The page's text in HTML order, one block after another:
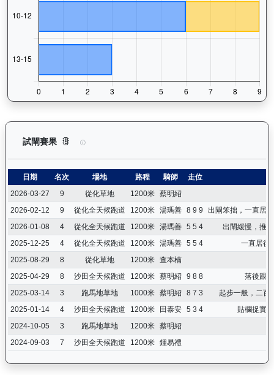
試閘賽果 型到爆（H011）— 試閘賽果紀錄：查看馬匹所
日期 名次 場地 路程 騎師 走位
2026-03-27
9 從化草地 1200米 蔡明紹
2026-02-12
9 從化全天候跑道 1200米 湯瑪善 8 9 9
出閘笨拙，一直居
2026-01-08
4 從化全天候跑道 1200米 湯瑪善 5 5 4
出閘緩慢，推
2025-12-25
4 從化全天候跑道 1200米 湯瑪善 5 5 4
一直居後
2025-08-29
8 從化草地 1200米 查本楠
2025-04-29
8 沙田全天候跑道 1200米 蔡明紹 9 8 8
落後跟
2025-03-14
3 跑馬地草地 1000米 蔡明紹 8 7 3
起步一般，二百
2025-01-14
4 沙田全天候跑道 1200米 田泰安 5 3 4
貼欄捉實
2024-10-05
3 跑馬地草地 1200米 蔡明紹
2024-09-03
7 沙田全天候跑道 1200米 鍾易禮